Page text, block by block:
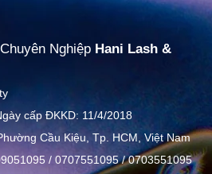
Chuyên Nghiệp Hani Lash &
cấp ĐKKD: 11/4/2018
Cầu Kiệu, Tp. HCM, Việt Nam
/ 0707551095 / 0703551095